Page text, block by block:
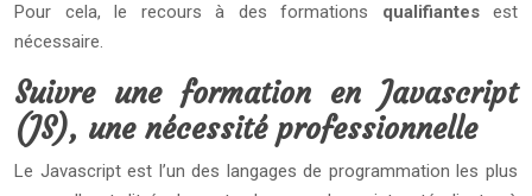
Pour cela, le recours à des formations qualifiantesest
nécessaire.
Suivre une formation en Javascript
(JS), une nécessité professionnelle
Le Javascript est l’un des langages de programmation les plus